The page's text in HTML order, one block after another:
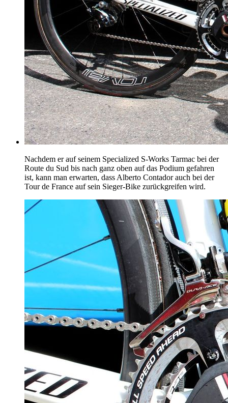
Nachdem er auf seinem Specialized S-Works Tarmac bei der
Route du Sud bis nach ganz oben auf das Podium gefahren
ist, kann man erwarten, dass Alberto Contador auch bei der
Tour de France auf sein Sieger-Bike zurückgreifen wird.